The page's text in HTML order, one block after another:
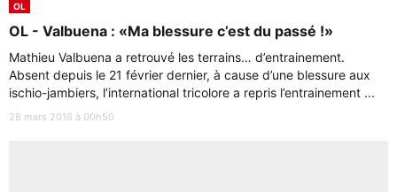
OL
OL - Valbuena : «Ma blessure c’est du passé !»
Mathieu Valbuena a retrouvé les terrains… d’entrainement.
Absent depuis le 21 février dernier, à cause d’une blessure aux
ischio-jambiers, l’international tricolore a repris l’entrainement ...
28 mars 2016 à 00h50